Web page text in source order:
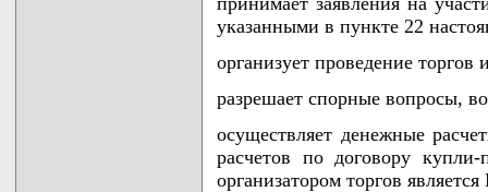
указанными в пункте 22
организует проведение торгов
разрешает спорные вопросы,
осуществляет денежные
расчетов по договору
организатором торгов